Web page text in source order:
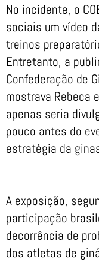
No incidente, o
sociais um vídeo
treinos
Entretanto, a
Confederação de
mostrava Rebeca
apenas seria
pouco antes do
estratégia da
A exposição,
participação
decorrência de
dos atletas de